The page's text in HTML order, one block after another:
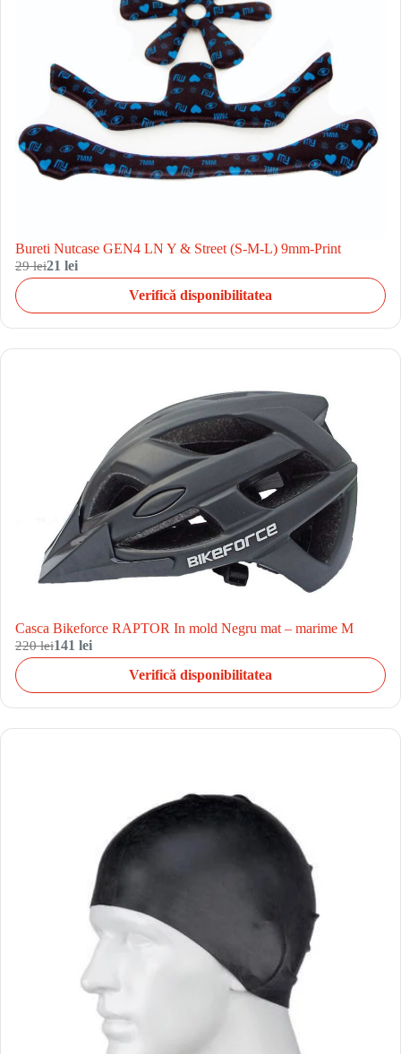
Bureti Nutcase GEN4 LN Y & Street (S-M-L) 9mm-Print
29 lei21 lei
Verifică disponibilitatea
Casca Bikeforce RAPTOR In mold Negru mat – marime M
220 lei141 lei
Verifică disponibilitatea